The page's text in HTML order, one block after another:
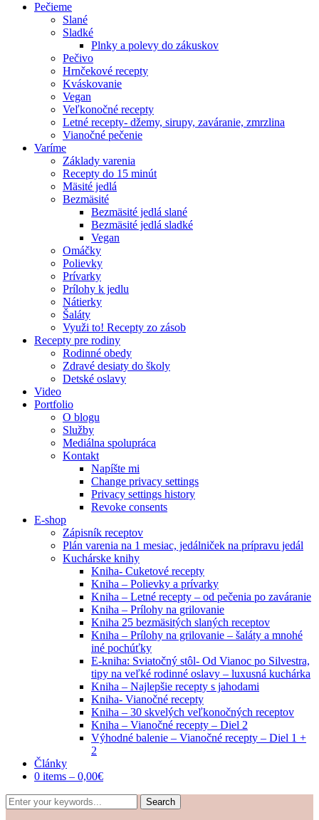
Pečieme
Slané
Sladké
Plnky a polevy do zákuskov
Pečivo
Hrnčekové recepty
Kváskovanie
Vegan
Veľkonočné recepty
Letné recepty- džemy, sirupy, zaváranie, zmrzlina
Vianočné pečenie
Varíme
Základy varenia
Recepty do 15 minút
Mäsité jedlá
Bezmäsité
Bezmäsité jedlá slané
Bezmäsité jedlá sladké
Vegan
Omáčky
Polievky
Prívarky
Prílohy k jedlu
Nátierky
Šaláty
Využi to! Recepty zo zásob
Recepty pre rodiny
Rodinné obedy
Zdravé desiaty do školy
Detské oslavy
Video
Portfolio
O blogu
Služby
Mediálna spolupráca
Kontakt
Napíšte mi
Change privacy settings
Privacy settings history
Revoke consents
E-shop
Zápisník receptov
Plán varenia na 1 mesiac, jedálniček na prípravu jedál
Kuchárske knihy
Kniha- Cuketové recepty
Kniha – Polievky a prívarky
Kniha – Letné recepty – od pečenia po zaváranie
Kniha – Prílohy na grilovanie
Kniha 25 bezmäsitých slaných receptov
Kniha – Prílohy na grilovanie – šaláty a mnohé
iné pochúťky
E-kniha: Sviatočný stôl- Od Vianoc po Silvestra,
tipy na veľké rodinné oslavy – luxusná kuchárka
Kniha – Najlepšie recepty s jahodami
Kniha- Vianočné recepty
Kniha – 30 skvelých veľkonočných receptov
Kniha – Vianočné recepty – Diel 2
Výhodné balenie – Vianočné recepty – Diel 1 +
2
Články
0 items – 0,00€